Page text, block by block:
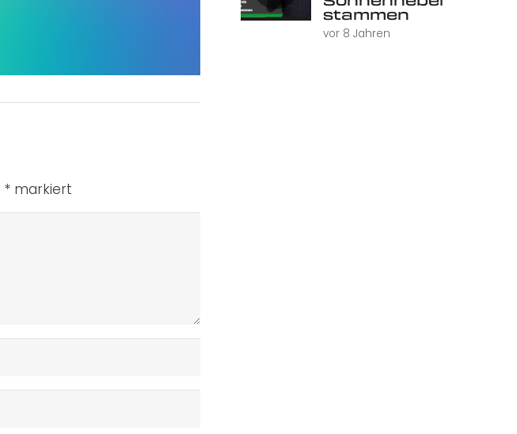
* markiert
stammen
vor 8 Jahren